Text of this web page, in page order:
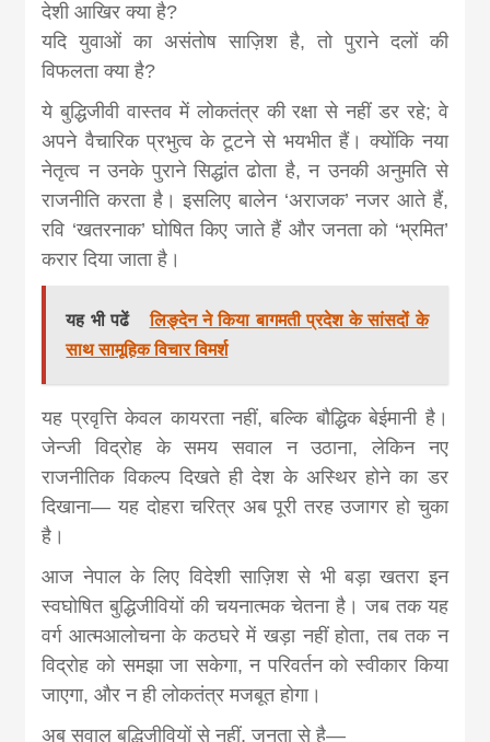
देशी आखिर क्या है?
यदि युवाओं का असंतोष साज़िश है, तो पुराने दलों की
विफलता क्या है?
ये बुद्धिजीवी वास्तव में लोकतंत्र की रक्षा से नहीं डर रहे; वे
अपने वैचारिक प्रभुत्व के टूटने से भयभीत हैं। क्योंकि नया
नेतृत्व न उनके पुराने सिद्धांत ढोता है, न उनकी अनुमति से
राजनीति करता है। इसलिए बालेन ‘अराजक’ नजर आते हैं,
रवि ‘खतरनाक’ घोषित किए जाते हैं और जनता को ‘भ्रमित’
करार दिया जाता है।
यह भी पढें
लिङ्देन ने किया बागमती प्रदेश के सांसदों के
साथ सामूहिक विचार विमर्श
यह प्रवृत्ति केवल कायरता नहीं, बल्कि बौद्धिक बेईमानी है।
जेन्जी विद्रोह के समय सवाल न उठाना, लेकिन नए
राजनीतिक विकल्प दिखते ही देश के अस्थिर होने का डर
दिखाना— यह दोहरा चरित्र अब पूरी तरह उजागर हो चुका
है।
आज नेपाल के लिए विदेशी साज़िश से भी बड़ा खतरा इन
स्वघोषित बुद्धिजीवियों की चयनात्मक चेतना है। जब तक यह
वर्ग आत्मआलोचना के कठघरे में खड़ा नहीं होता, तब तक न
विद्रोह को समझा जा सकेगा, न परिवर्तन को स्वीकार किया
जाएगा, और न ही लोकतंत्र मजबूत होगा।
अब सवाल बुद्धिजीवियों से नहीं, जनता से है—